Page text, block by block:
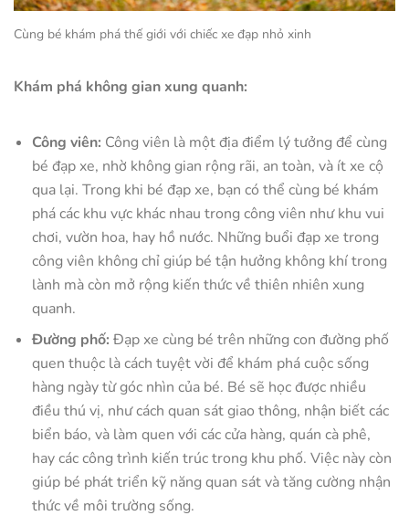
Cùng bé khám phá thế giới với chiếc xe đạp nhỏ xinh
Khám phá không gian xung quanh:
Công viên: Công viên là một địa điểm lý tưởng để cùng
bé đạp xe, nhờ không gian rộng rãi, an toàn, và ít xe cộ
qua lại. Trong khi bé đạp xe, bạn có thể cùng bé khám
phá các khu vực khác nhau trong công viên như khu vui
chơi, vườn hoa, hay hồ nước. Những buổi đạp xe trong
công viên không chỉ giúp bé tận hưởng không khí trong
lành mà còn mở rộng kiến thức về thiên nhiên xung
quanh.
Đường phố: Đạp xe cùng bé trên những con đường phố
quen thuộc là cách tuyệt vời để khám phá cuộc sống
hàng ngày từ góc nhìn của bé. Bé sẽ học được nhiều
điều thú vị, như cách quan sát giao thông, nhận biết các
biển báo, và làm quen với các cửa hàng, quán cà phê,
hay các công trình kiến trúc trong khu phố. Việc này còn
giúp bé phát triển kỹ năng quan sát và tăng cường nhận
thức về môi trường sống.